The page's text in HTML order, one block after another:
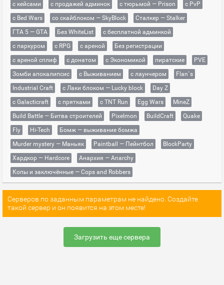
с кейсами
с продажей админок с тюрьмой — Prison
с PvP
с Bed Wars
со скайблоком — SkyBlock
Сталкер — Stalker
ГТА 5 — GTA
Без WhiteList
с бесплатной админкой
с паркуром
с RPG с ареной
Без регистрации
с ареной сплиф
с донатом с Экономикой пиратские
PVE
Зомби апокалипсис
с Выживанием с лаунчером
Flan`s
Industrial Craft
с Лаки блоком — Lucky block
Day Z
с Galacticraft
с прятками с TNT Run Egg Wars
MineZ
Build Battle — Битва строителей
Pixelmon BuildCraft
Quake
Fly
Hi-Tech
Бомж — выживание бомжа
Murder mystery — Маньяк
Paintball — Пейнтбол
BlockParty
Хардкор — Hardcore
Анархия — Anarchy
Копы и заключённые — Cops and Robbers
Серверов по заданным параметрам не найдено. Создайте
такой сервер и он появится на этом месте!
Загрузить еще сервера